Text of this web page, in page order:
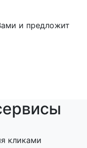
и предложит
кликами